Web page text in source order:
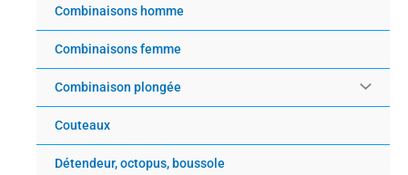
Combinaisons homme
Combinaisons femme
Combinaison plongée
Couteaux
Détendeur, octopus, boussole